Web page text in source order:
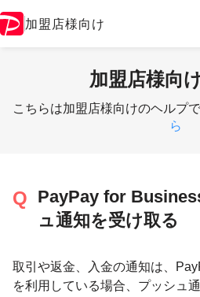
加盟店様向け
加盟店様向
こちらは加盟店様向けのヘルプ
ら
PayPay for
ュ通知を受け取る
取引や返金、入金の通知は、
を利用している場合、プッシュ